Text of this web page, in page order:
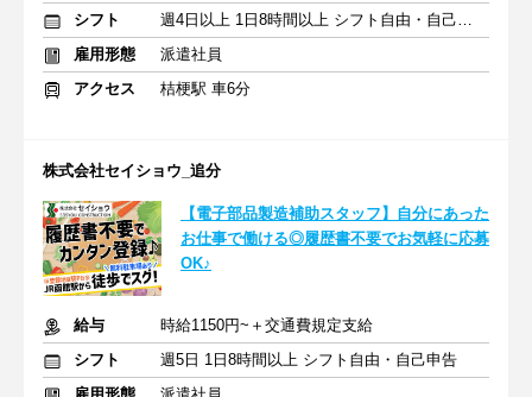
シフト
週4日以上 1日8時間以上 シフト自由・自己申告
雇用形態
派遣社員
アクセス
桔梗駅 車6分
株式会社セイショウ_追分
【電子部品製造補助スタッフ】自分にあった
お仕事で働ける◎履歴書不要でお気軽に応募
OK♪
給与
時給1150円~＋交通費規定支給
シフト
週5日 1日8時間以上 シフト自由・自己申告